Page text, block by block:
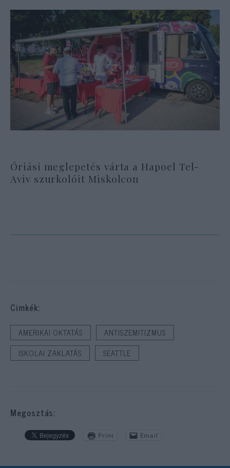
Óriási meglepetés várta a Hapoel Tel-
Aviv szurkolóit Miskolcon
Cimkék:
AMERIKAI OKTATÁS
ANTISZEMITIZMUS
ISKOLAI ZAKLATÁS
SEATTLE
Megosztás:
Print Email